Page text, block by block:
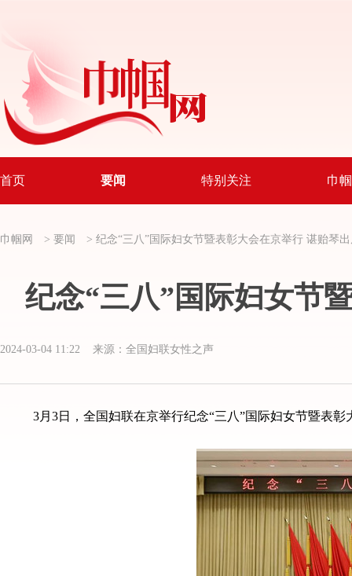
首页 要闻 特别关注 巾
巾帼网 > 要闻 > 纪念“三八”国际妇女节暨表彰大会在京举行 谌贻琴
纪念“三八”国际妇女节
2024-03-04 11:22 来源：全国妇联女性之声
3月3日，全国妇联在京举行纪念“三八”国际妇女节暨表彰